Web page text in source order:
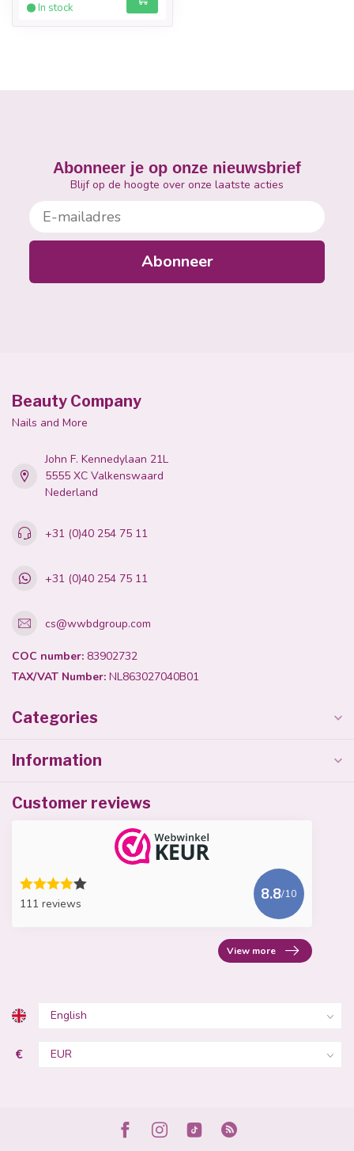
In stock
Abonneer je op onze nieuwsbrief
Blijf op de hoogte over onze laatste acties
E-mailadres
Abonneer
Beauty Company
Nails and More
John F. Kennedylaan 21L
5555 XC Valkenswaard
Nederland
+31 (0)40 254 75 11
+31 (0)40 254 75 11
cs@wwbdgroup.com
COC number: 83902732
TAX/VAT Number: NL863027040B01
Categories
Information
Customer reviews
111 reviews
8.8/10
View more
€